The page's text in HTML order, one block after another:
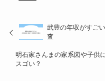
武豊の年収がすご
査
明石家さんまの家系図や子供
スゴい？